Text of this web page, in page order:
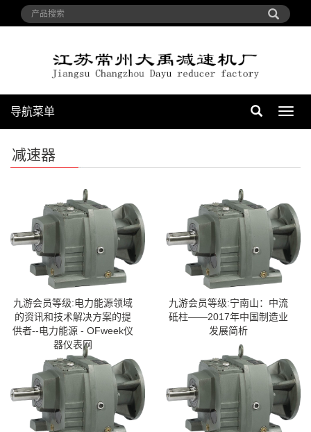
导
导航菜单
减速器
九游会员等级:电力能源领域
的资讯和技术解决方案的提
供者--电力能源 - OFweek仪
器仪表网
九游会员等级:宁南山：中流
砥柱——2017年中国制造业
发展简析